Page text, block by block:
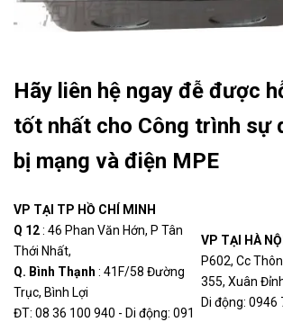
Hãy liên hệ ngay đễ được
tốt nhất cho Công trình sự
bị mạng và điện MPE
VP TẠI TP HỒ CHÍ MINH
Q 12: 46 Phan Văn Hớn, P Tân
Thới Nhất,
Q. Bình Thạn h : 41F/58 Đường
Trục, Bình Lợi
ĐT: 08 36 100 940 - Di động: 091
VP TẠI HÀ NỘI
P602, Cc
355, Xuân
Di động: 0946